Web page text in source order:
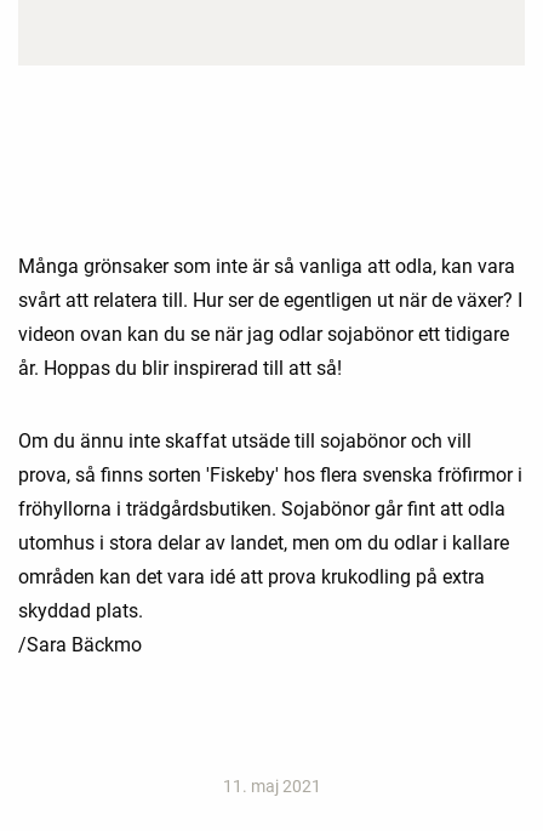
Många grönsaker som inte är så vanliga att odla, kan vara
svårt att relatera till. Hur ser de egentligen ut när de växer? I
videon ovan kan du se när jag odlar sojabönor ett tidigare
år. Hoppas du blir inspirerad till att så!
Om du ännu inte skaffat utsäde till sojabönor och vill
prova, så finns sorten 'Fiskeby' hos flera svenska fröfirmor i
fröhyllorna i trädgårdsbutiken. Sojabönor går fint att odla
utomhus i stora delar av landet, men om du odlar i kallare
områden kan det vara idé att prova krukodling på extra
skyddad plats.
/Sara Bäckmo
11. maj 2021